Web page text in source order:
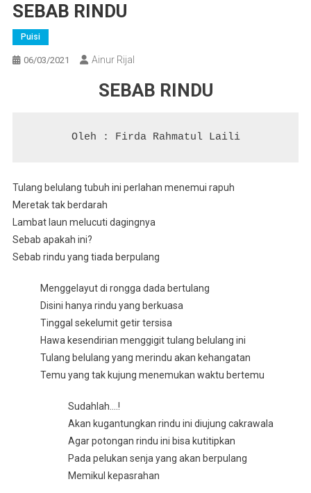
SEBAB RINDU
Puisi
06/03/2021 Ainur Rijal
SEBAB RINDU
Oleh : Firda Rahmatul Laili
Tulang belulang tubuh ini perlahan menemui rapuh
Meretak tak berdarah
Lambat laun melucuti dagingnya
Sebab apakah ini?
Sebab rindu yang tiada berpulang
Menggelayut di rongga dada bertulang
Disini hanya rindu yang berkuasa
Tinggal sekelumit getir tersisa
Hawa kesendirian menggigit tulang belulang ini
Tulang belulang yang merindu akan kehangatan
Temu yang tak kujung menemukan waktu bertemu
Sudahlah….!
Akan kugantungkan rindu ini diujung cakrawala
Agar potongan rindu ini bisa kutitipkan
Pada pelukan senja yang akan berpulang
Memikul kepasrahan